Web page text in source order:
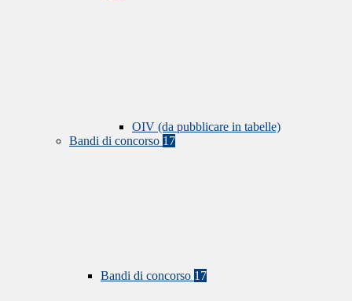
OIV (da pubblicare in tabelle)
Bandi di concorso 17
Bandi di concorso 17